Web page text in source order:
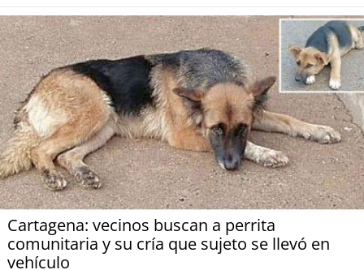
Cartagena: vecinos buscan a perrita
comunitaria y su cría que sujeto se llevó en
vehículo